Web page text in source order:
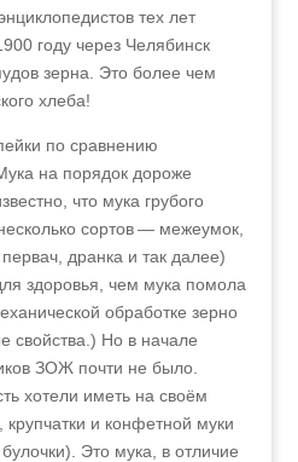
тех лет
году через Челябинск
зерна. Это более чем
хлеба!
по сравнению
на порядок дороже
что мука грубого
сортов—межеумок,
дранка и так далее)
здоровья, чем мука помола
обработке зерно
свойства.) Но в начале
ЗОЖ почти не было.
хотели иметь на своём
и конфетной муки
Это мука, в отличие